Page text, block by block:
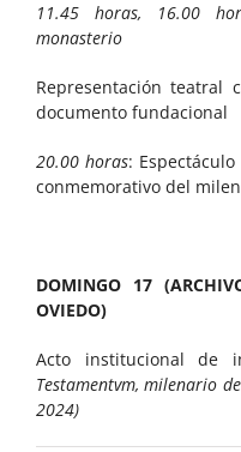
11.45 horas, 16.00
monasterio
Representación teatral
documento fundacional
20.00 horas:
conmemorativo del
DOMINGO 17
OVIEDO)
Acto institucional de
Testamentvm, milenario
2024)